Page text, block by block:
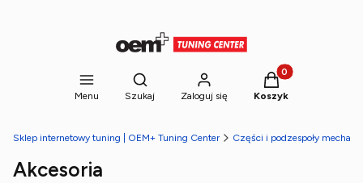
Menu
Otwórz wyszukiwarkę
Szukaj Zaloguj się
Produkty w
Koszyk
Sklep internetowy tuning | OEM+ Tuning Center Części i podzespoły
Akcesoria